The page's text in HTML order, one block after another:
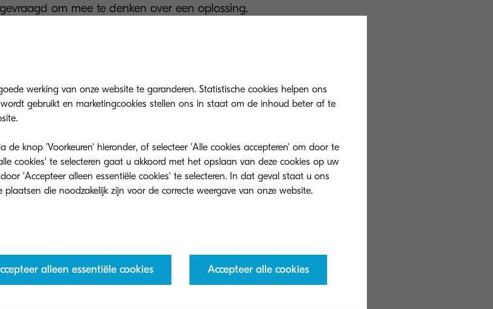
om mee te denken over een oplossing.
alle scholen kiest ISO Groep voor een
drie soorten KYOCERA-machines worden ingezet met
afhankelijk van printvolume en leerlingenaantal.
nauwe samenwerking met Cloudwise, zodat de
vlekkeloos met elkaar communiceren.
volledig in de cloud werken en dus geen servers meer
inzicht in het printgedrag wordt gekozen voorPaperCut,
in, en kunnen leerlingen van hieruit toestemming geven
werking van onze website te garanderen. Statistische cookies helpen ons
gebruikt en marketingcookies stellen ons in staat om de inhoud beter af te
de knop 'Voorkeuren' hieronder, of selecteer 'Alle cookies accepteren' om door te
cookies' te selecteren gaat u akkoord met het opslaan van deze cookies op uw
'Accepteer alleen essentiële cookies' te selecteren. In dat geval staat u ons
toe alleen die cookies op uw apparaat te plaatsen die noodzakelijk zijn voor de correcte weergave van onze website.
alleen essentiële cookies Accepteer alle cookies